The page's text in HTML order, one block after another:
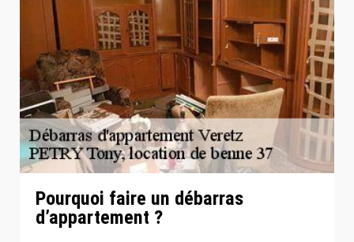
Pourquoi faire un débarras
d’appartement ?